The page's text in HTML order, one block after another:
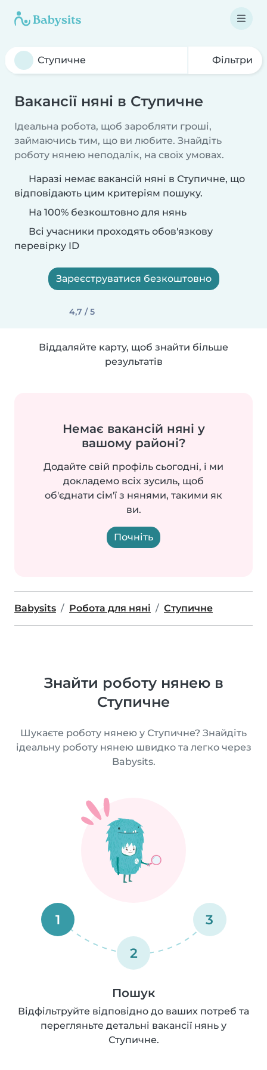
Фільтри
Вакансії няні в Ступичне
Ідеальна робота, щоб заробляти гроші,
займаючись тим, що ви любите. Знайдіть
роботу нянею неподалік, на своїх умовах.
Наразі немає вакансій няні в Ступичне, що
відповідають цим критеріям пошуку.
На 100% безкоштовно для нянь
Всі учасники проходять обов'язкову
перевірку ID
Зареєструватися безкоштовно
4,7 / 5
Віддаляйте карту, щоб знайти більше
результатів
Немає вакансій няні у
вашому районі?
Додайте свій профіль сьогодні, і ми
докладемо всіх зусиль, щоб
об'єднати сім'ї з нянями, такими як
ви.
Почніть
Babysits Робота для няні Ступичне
Знайти роботу нянею в
Ступичне
Шукаєте роботу нянею у Ступичне? Знайдіть
ідеальну роботу нянею швидко та легко через
Babysits.
1
2
3
Пошук
Відфільтруйте відповідно до ваших потреб та
перегляньте детальні вакансії нянь у
Ступичне.